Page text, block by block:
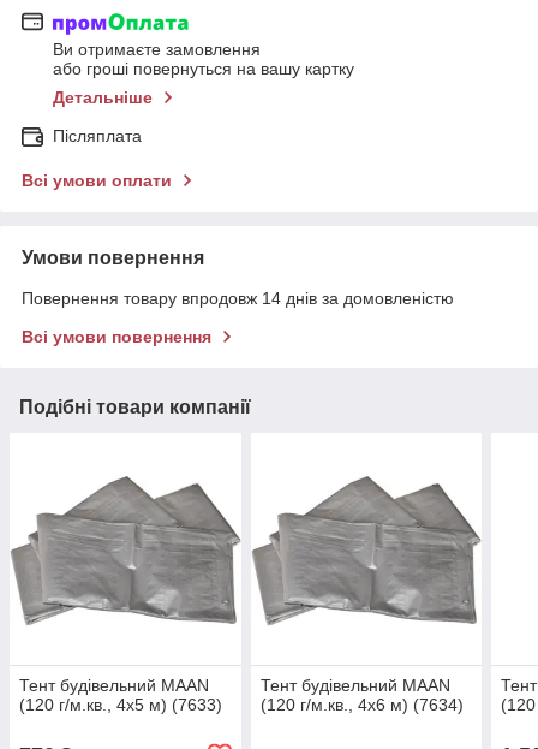
Ви отримаєте замовлення
або гроші повернуться на вашу картку
Детальніше
Післяплата
Всі умови оплати
Умови повернення
Повернення товару впродовж 14 днів за домовленістю
Всі умови повернення
Подібні товари компанії
Тент будівельний MAAN
(120 г/м.кв., 4х5 м) (7633)
Тент будівельний MAAN
(120 г/м.кв., 4х6 м) (7634)